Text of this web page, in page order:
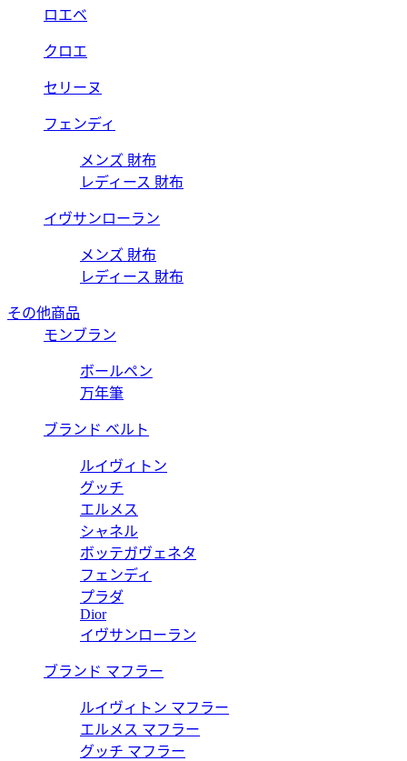
ロエベ
クロエ
セリーヌ
フェンディ
メンズ 財布
レディース 財布
イヴサンローラン
メンズ 財布
レディース 財布
その他商品
モンブラン
ボールペン
万年筆
ブランド ベルト
ルイヴィトン
グッチ
エルメス
シャネル
ボッテガヴェネタ
フェンディ
プラダ
Dior
イヴサンローラン
ブランド マフラー
ルイヴィトン マフラー
エルメス マフラー
グッチ マフラー